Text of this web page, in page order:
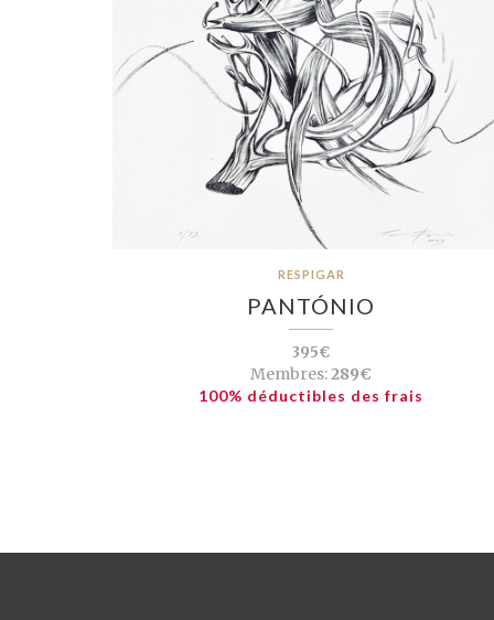
RESPIGAR
PANTÓNIO
395€
Membres:289€
100% déductibles des frais